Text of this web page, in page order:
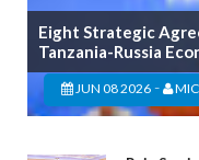
Eight Strategic
Tanzania-Russia
JUN 08 2026 -